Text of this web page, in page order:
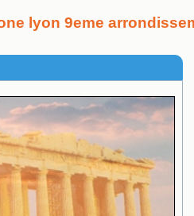
lyon 9eme